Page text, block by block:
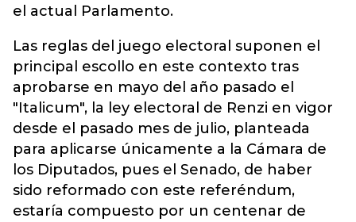
el actual Parlamento.
Las reglas del juego electoral suponen el
principal escollo en este contexto tras
aprobarse en mayo del año pasado el
"Italicum", la ley electoral de Renzi en vigor
desde el pasado mes de julio, planteada
para aplicarse únicamente a la Cámara de
los Diputados, pues el Senado, de haber
sido reformado con este referéndum,
estaría compuesto por un centenar de